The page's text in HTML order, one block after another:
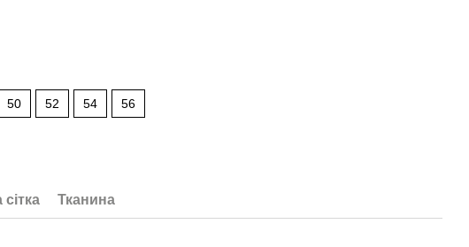
50 52 54 56
Тканина